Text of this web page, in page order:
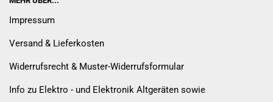
Impressum
Versand & Lieferkosten
Widerrufsrecht & Muster-Widerrufsformular
Info zu Elektro - und Elektronik Altgeräten sowie